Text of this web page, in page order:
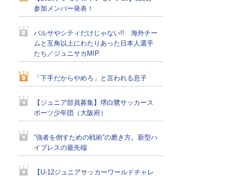
参加メンバー発表！
バルサやシティだけじゃない!! 海外チー
ムと互角以上にわたりあった日本人選手
たち／ジュニサカMIP
「下手だからやめろ」と言われる息子
【ジュニア部員募集】堺白鷺サッカース
ポーツ少年団（大阪府）
“強者を倒すための戦術”の磨き方。新型ハ
イプレスの最先端
【U-12ジュニアサッカーワールドチャレ